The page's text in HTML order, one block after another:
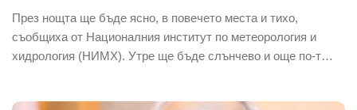
През нощта ще бъде ясно, в повечето места и тихо,
съобщиха от Националния институт по метеорология и
хидрология (НИМХ). Утре ще бъде слънчево и още по-т…